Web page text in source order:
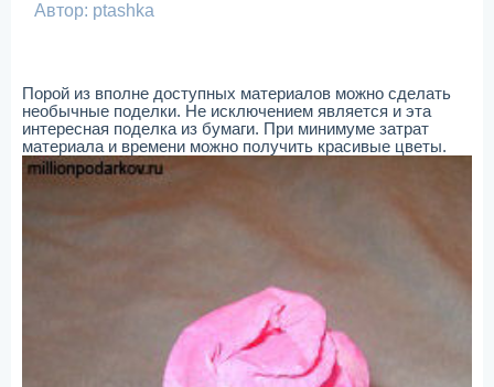
Автор: ptashka
Порой из вполне доступных материалов можно сделать
необычные поделки. Не исключением является и эта
интересная поделка из бумаги. При минимуме затрат
материала и времени можно получить красивые цветы.